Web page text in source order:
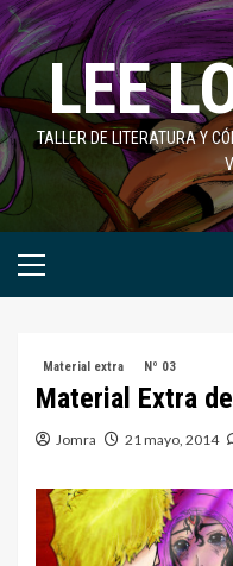
Saltar
al
contenidoLEE
TALLER DE LITERATURA Y
Menú
Material extra Nº 03
Material Extra
Jomra 21 mayo, 2014